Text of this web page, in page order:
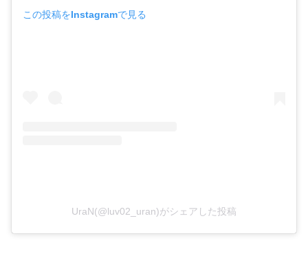
この投稿をInstagramで見る
UraN(@luv02_uran)がシェアした投稿